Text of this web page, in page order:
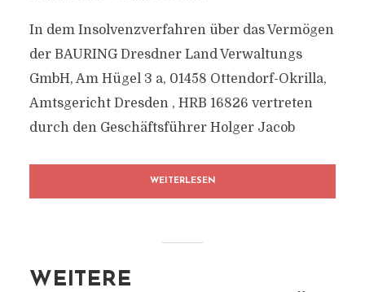
In dem Insolvenzverfahren über das Vermögen
der BAURING Dresdner Land Verwaltungs
GmbH, Am Hügel 3 a, 01458 Ottendorf-Okrilla,
Amtsgericht Dresden , HRB 16826 vertreten
durch den Geschäftsführer Holger Jacob
WEITERLESEN
WEITERE